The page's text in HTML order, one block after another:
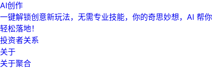
AI创作
一键解锁创意新玩法，无需专业技能，你的奇思妙想，AI 帮你
轻松落地！
投资者关系
关于
关于聚合